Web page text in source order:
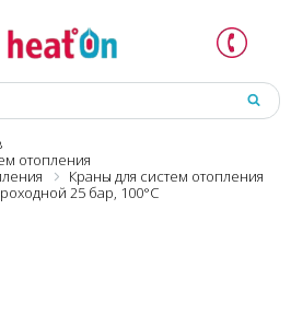
отопления
Краны для систем отопления
25 бар, 100°С